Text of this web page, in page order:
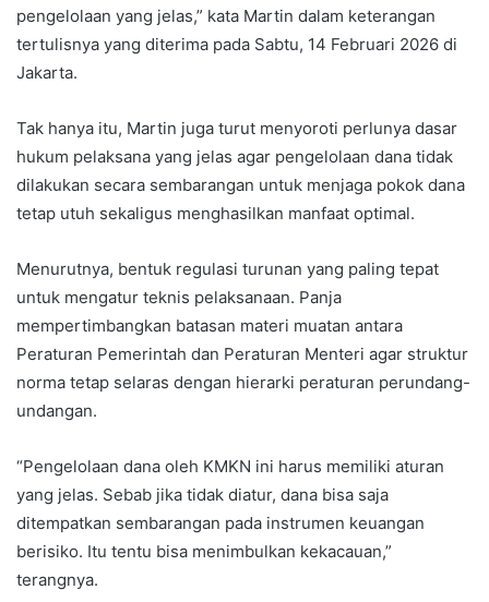
pengelolaan yang jelas,” kata Martin dalam keterangan
tertulisnya yang diterima pada Sabtu, 14 Februari 2026 di
Jakarta.
Tak hanya itu, Martin juga turut menyoroti perlunya dasar
hukum pelaksana yang jelas agar pengelolaan dana tidak
dilakukan secara sembarangan untuk menjaga pokok dana
tetap utuh sekaligus menghasilkan manfaat optimal.
Menurutnya, bentuk regulasi turunan yang paling tepat
untuk mengatur teknis pelaksanaan. Panja
mempertimbangkan batasan materi muatan antara
Peraturan Pemerintah dan Peraturan Menteri agar struktur
norma tetap selaras dengan hierarki peraturan perundang-
undangan.
“Pengelolaan dana oleh KMKN ini harus memiliki aturan
yang jelas. Sebab jika tidak diatur, dana bisa saja
ditempatkan sembarangan pada instrumen keuangan
berisiko. Itu tentu bisa menimbulkan kekacauan,”
terangnya.